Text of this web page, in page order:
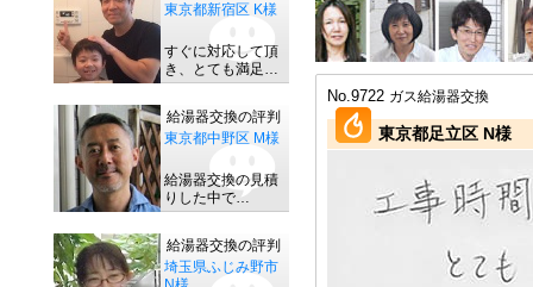
No.9722 ガス給湯器交換
東京都足立区 N様
東京都新宿区 K様
すぐに対応して頂
き、とても満足…
給湯器交換の評判
東京都中野区 M様
給湯器交換の見積
りした中で…
給湯器交換の評判
埼玉県ふじみ野市